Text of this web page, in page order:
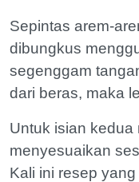
Sepintas arem-
dibungkus
segenggam
dari beras, maka
Untuk isian kedua
menyesuaikan
Kali ini resep